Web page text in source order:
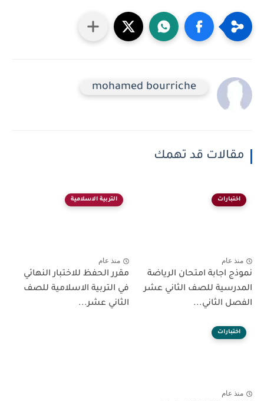
mohamed bourriche
مقالات قد تهمك
اختبارات
منذ عام
نموذج اجابة امتحان الرياضة
المدرسية للصف الثاني عشر
الفصل الثاني...
التربية الاسلامية
منذ عام
مقرر الحفظ للاختبار النهائي
في التربية الاسلامية للصف
الثاني عشر...
اختبارات
منذ عام